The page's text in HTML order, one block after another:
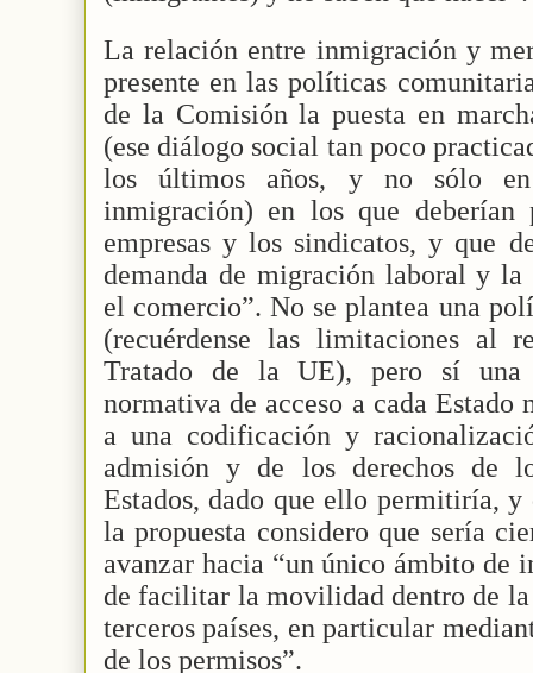
La relación entre inmigración y
presente en las políticas
de la Comisión la puesta en
(ese diálogo social tan poco
los últimos años, y no sólo
inmigración) en los que deberían
empresas y los sindicatos, y que
demanda de migración laboral y
el comercio”. No se plantea una
(recuérdense las limitaciones al
Tratado de la UE), pero sí
normativa de acceso a cada
a una codificación y
admisión y de los derechos de
Estados, dado que ello permitiría,
la propuesta considero que sería
avanzar hacia “un único ámbito de
de facilitar la movilidad dentro de
terceros países, en particular
de los permisos”.